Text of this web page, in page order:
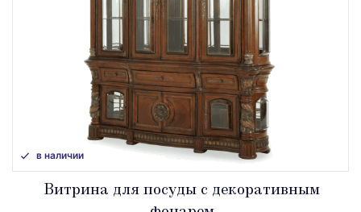
в наличии
Витрина для посуды с декоративным